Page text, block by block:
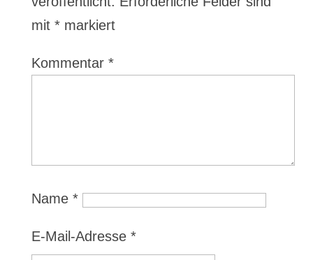
mit *markiert
Kommentar *
Name *
E-Mail-Adresse *